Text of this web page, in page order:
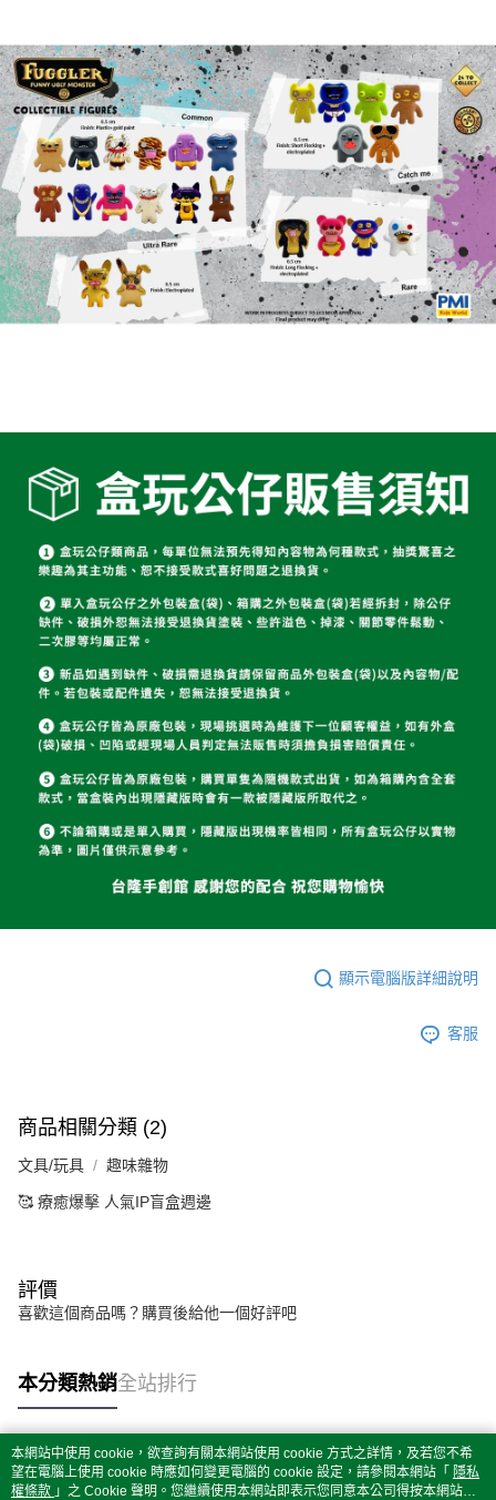
顯示電腦版詳細說明
客服
商品相關分類 (2)
文具/玩具 趣味雜物
🥰 療癒爆擊 人氣IP盲盒週邊
評價
喜歡這個商品嗎？購買後給他一個好評吧
本分類熱銷全站排行
熱門標籤
本網站中使用 cookie，欲查詢有關本網站使用 cookie 方式之詳情，及若您不希
望在電腦上使用 cookie 時應如何變更電腦的 cookie 設定，請參閱本網站「 隱私
權條款 」之 Cookie 聲明。您繼續使用本網站即表示您同意本公司得按本網站使